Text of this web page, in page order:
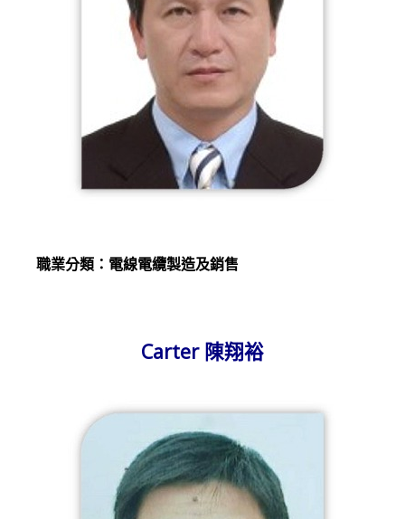
職業分類：電線電纜製造及銷售
Carter 陳翔裕